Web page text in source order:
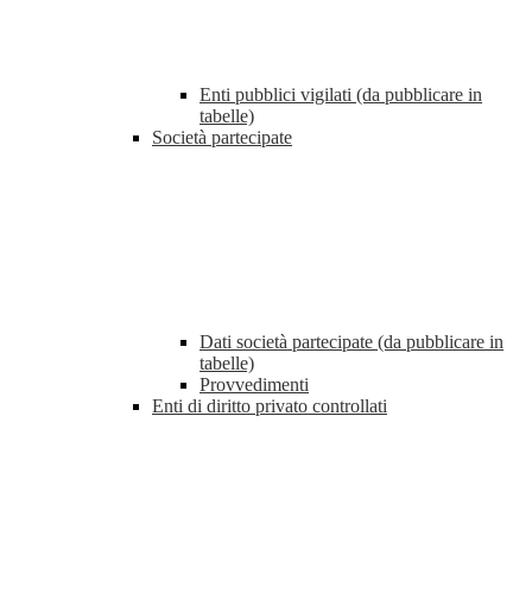
Enti pubblici vigilati (da pubblicare in
tabelle)
Società partecipate
Dati società partecipate (da pubblicare in
tabelle)
Provvedimenti
Enti di diritto privato controllati